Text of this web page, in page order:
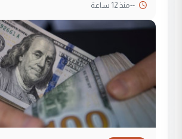
--منذ 12 ساعة